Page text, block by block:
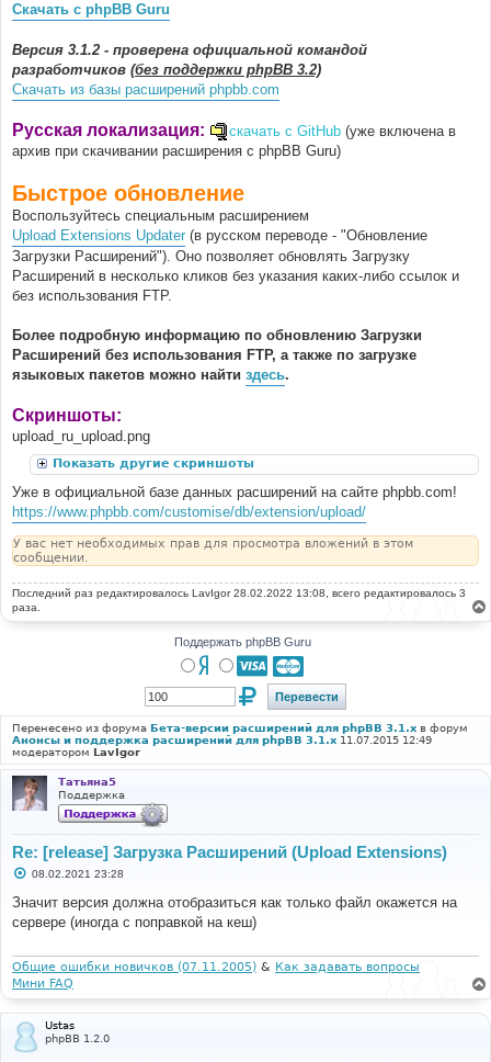
Скачать с phpBB Guru
Версия 3.1.2 - проверена официальной командой
разработчиков (без поддержки phpBB 3.2)
Скачать из базы расширений phpbb.com
Русская локализация: скачать с GitHub (уже включена в
архив при скачивании расширения с phpBB Guru)
Быстрое обновление
Воспользуйтесь специальным расширением
Upload Extensions Updater (в русском переводе - "Обновление
Загрузки Расширений"). Оно позволяет обновлять Загрузку
Расширений в несколько кликов без указания каких-либо ссылок и
без использования FTP.
Более подробную информацию по обновлению Загрузки
Расширений без использования FTP, а также по загрузке
языковых пакетов можно найти здесь.
Скриншоты:
upload_ru_upload.png
Показать другие скриншоты
Уже в официальной базе данных расширений на сайте phpbb.com!
https://www.phpbb.com/customise/db/extension/upload/
У вас нет необходимых прав для просмотра вложений в этом
сообщении.
Последний раз редактировалось LavIgor28.02.2022 13:08, всего редактировалось 3
раза.
Поддержать phpBB Guru
Перенесено из форума Бета-версии расширений для phpBB 3.1.x в форум
Анонсы и поддержка расширений для phpBB 3.1.x 11.07.2015 12:49
модератором LavIgor
Татьяна5
Поддержка
Re: [release] Загрузка Расширений (Upload Extensions)
С
о
б
щ
и
е
08.02.2021 23:28
Значит версия должна отобразиться как только файл окажется на
сервере (иногда с поправкой на кеш)
Общие ошибки новичков (07.11.2005) & Как задавать вопросы
Мини FAQ
Ustas
phpBB 1.2.0